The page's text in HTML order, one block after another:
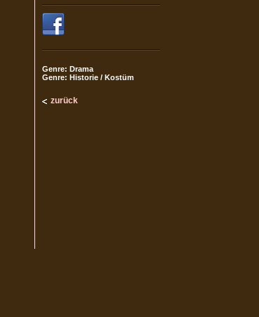
Genre: Drama
Genre: Historie / Kostüm
zurück